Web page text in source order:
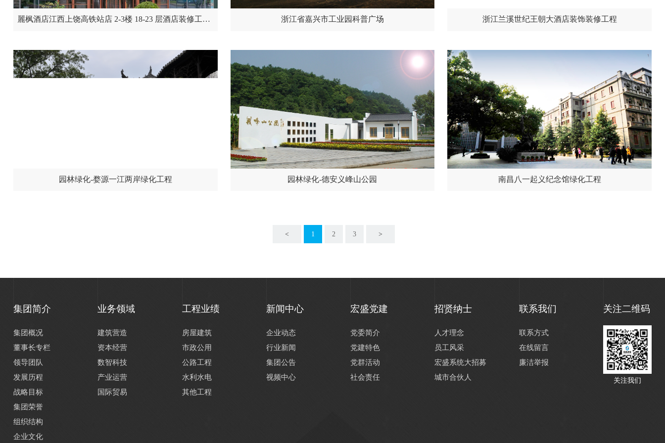
麗枫酒店江西上饶高铁站店 2-3楼 18-23 层酒店装修工程（中国建筑工程装饰奖） 浙江省嘉兴市工业园科普广场 浙江兰溪世纪王朝大酒店装饰装修工程
园林绿化-婺源一江两岸绿化工程 园林绿化-德安义峰山公园 南昌八一起义纪念馆绿化工程
< 1 2 3 >
集团简介
集团概况
董事长专栏
领导团队
发展历程
战略目标
集团荣誉
组织结构
企业文化
业务领域
建筑营造
资本经营
数智科技
产业运营
国际贸易
工程业绩
房屋建筑
市政公用
公路工程
水利水电
其他工程
新闻中心
企业动态
行业新闻
集团公告
视频中心
宏盛党建
党委简介
党建特色
党群活动
社会责任
招贤纳士
人才理念
员工风采
宏盛系统大招募
城市合伙人
联系我们
联系方式
在线留言
廉洁举报
关注二维码
关注我们